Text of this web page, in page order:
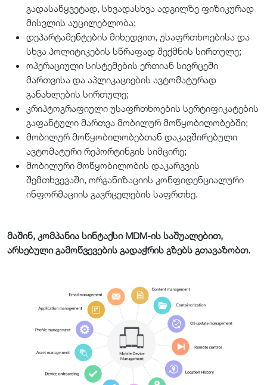
გადასაწყვეტად, სხვადასხვა ადგილზე ფიზიკურად
მისვლის აუცილებლობა;
დეპარტამენტების მიხედვით, უსაფრთხოებისა და
სხვა პოლიტიკების სწრაფად შექმნის სირთულე;
ოპერაციული სისტემების ერთიან სივრცეში
მართვისა და აპლიკაციების ავტომატურად
განახლების სირთულე;
კრიპტოგრაფიული უსაფრთხოების სერტიფიკატების
გაფანტული მართვა მობილურ მოწყობილობებში;
მობილურ მოწყობილობებთან დაკავშირებული
ავტომატური რეპორტინგის სიმცირე;
მობილური მოწყობილობის დაკარგვის
შემთხვევაში, ორგანიზაციის კონფიდენციალური
ინფორმაციის გავრცელების საფრთხე.
მაშინ, კომპანია სინტაქსი MDM-ის საშუალებით,
არსებული გამოწვევების გადაჭრის გზებს გთავაზობთ.